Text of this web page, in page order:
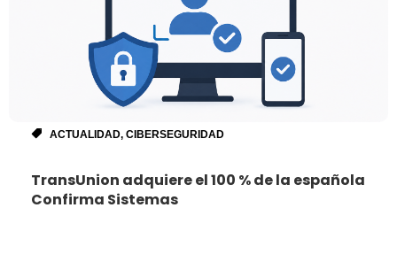
ACTUALIDAD, CIBERSEGURIDAD
TransUnion adquiere el 100 % de la española
Confirma Sistemas